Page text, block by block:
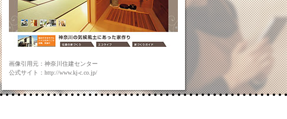
画像引用元：神奈川住建センター
公式サイト：http://www.kj-c.co.jp/